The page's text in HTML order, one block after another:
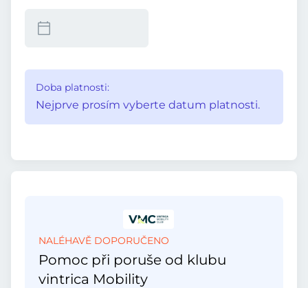
Doba platnosti:
Nejprve prosím vyberte datum platnosti.
NALÉHAVĚ DOPORUČENO
Pomoc při poruše od klubu
vintrica Mobility